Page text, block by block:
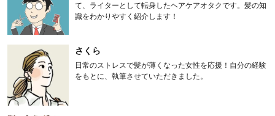
て、ライターとして転身したヘアケアオタクです。髪の知
識をわかりやすく紹介します！
さくら
日常のストレスで髪が薄くなった女性を応援！自分の経験
をもとに、執筆させていただきました。